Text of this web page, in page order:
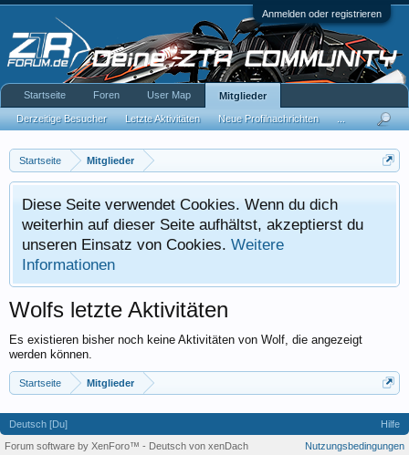
Anmelden oder registrieren
Startseite Mitglieder
Diese Seite verwendet Cookies. Wenn du dich
weiterhin auf dieser Seite aufhältst, akzeptierst du
unseren Einsatz von Cookies. Weitere
Informationen
Wolfs letzte Aktivitäten
Es existieren bisher noch keine Aktivitäten von Wolf, die angezeigt
werden können.
Startseite Mitglieder
Startseite Foren User Map Mitglieder
Derzeitige Besucher Letzte Aktivitäten Neue Profilnachrichten
Deutsch [Du]
Hilfe
Nutzungsbedingungen
Forum software by XenForo™ - Deutsch von xenDach